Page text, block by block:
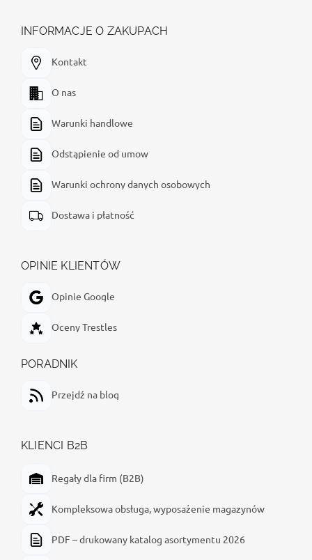
INFORMACJE O ZAKUPACH
Kontakt
O nas
Warunki handlowe
Odstąpienie od umow
Warunki ochrony danych osobowych
Dostawa i płatność
OPINIE KLIENTÓW
Opinie Google
Oceny Trestles
PORADNIK
Przejdź na blog
KLIENCI B2B
Regały dla firm (B2B)
Kompleksowa obsługa, wyposażenie magazynów
PDF – drukowany katalog asortymentu 2026